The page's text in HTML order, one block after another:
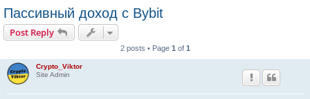
Пассивный доход с Bybit
Post Reply
2 posts • Page 1 of 1
Crypto_Viktor
Site Admin